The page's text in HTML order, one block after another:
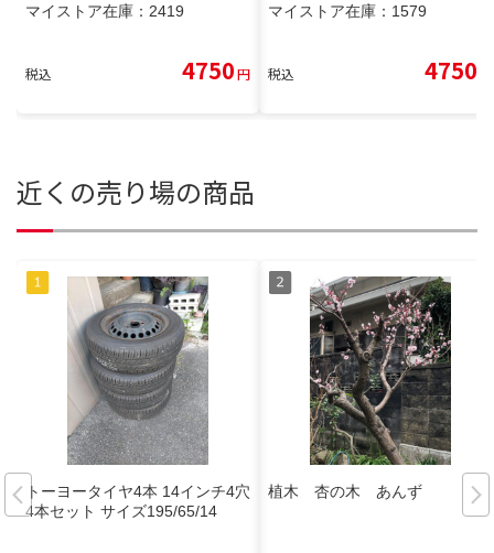
マイストア在庫： 2419
税込 4750円
マイストア在庫： 1579
税込 4750
近くの売り場の商品
トーヨータイヤ4本 14インチ4穴
4本セット サイズ195/65/14
植木 杏の木 あんず